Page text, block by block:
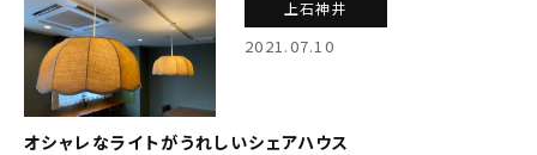
上石神井
2021.07.10
オシャレなライトがうれしいシェアハウス